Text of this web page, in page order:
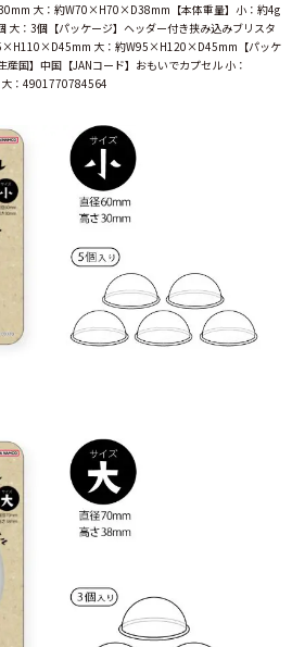
大：約W70×H70×D38mm【本体重量】小：約4g
大：3個【パッケージ】ヘッダー付き挟み込みブリスタ
大：約W95×H120×D45mm【パッケ
国】中国【JANコード】おもいでカプセル 小：
：4901770784564